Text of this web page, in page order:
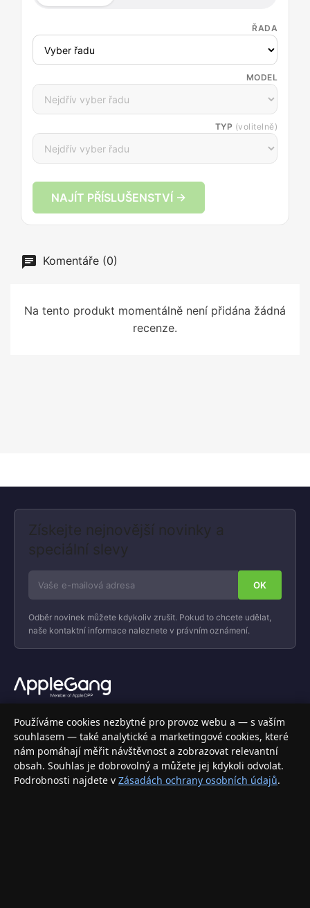
ŘADA
MODEL
TYP (volitelně)
NAJÍT PŘÍSLUŠENSTVÍ →
Komentáře (0)
Na tento produkt momentálně není přidána žádná
recenze.
Získejte nejnovější novinky a
speciální slevy
Odběr novinek můžete kdykoliv zrušit. Pokud to chcete udělat,
naše kontaktní informace naleznete v právním oznámení.
Váš specializovaný obchod s Apple produkty, příslušenstvím a
elektronikou. Nakupujte bezpečně a s jistotou.
INFORMACE
Doprava a doručení
Používáme cookies nezbytné pro provoz webu a — s vaším
souhlasem — také analytické a marketingové cookies, které
nám pomáhají měřit návštěvnost a zobrazovat relevantní
obsah. Souhlas je dobrovolný a můžete jej kdykoli odvolat.
Podrobnosti najdete v Zásadách ochrany osobních údajů.